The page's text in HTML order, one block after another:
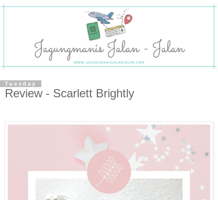
Tuesday
Review - Scarlett Brightly